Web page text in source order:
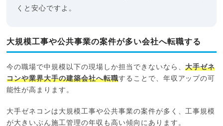
くと安心ですよ。
大規模工事や公共事業の案件が多い会社へ転職する
今の職場で中規模以下の現場しか担当できないなら、大手ゼネ
コンや業界大手の建築会社へ転職することで、年収アップの可
能性が高まります。
大手ゼネコンは大規模工事や公共事業の案件が多く、工事規模
が大きいぶん施工管理の年収も高い傾向にあります。